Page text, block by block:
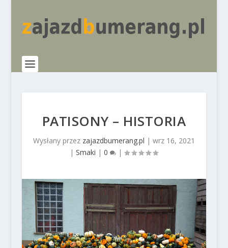
PATISONY – HISTORIA
Wysłany przez zajazdbumerang.pl | wrz 16, 2021
|Smaki |0 |